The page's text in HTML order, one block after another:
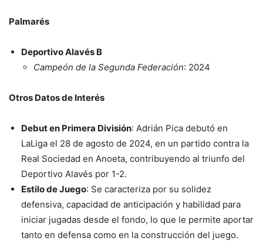
Palmarés
Deportivo Alavés B
Campeón de la Segunda Federación: 2024
Otros Datos de Interés
Debut en Primera División: Adrián Pica debutó en
LaLiga el 28 de agosto de 2024, en un partido contra la
Real Sociedad en Anoeta, contribuyendo al triunfo del
Deportivo Alavés por 1-2.
Estilo de Juego: Se caracteriza por su solidez
defensiva, capacidad de anticipación y habilidad para
iniciar jugadas desde el fondo, lo que le permite aportar
tanto en defensa como en la construcción del juego.